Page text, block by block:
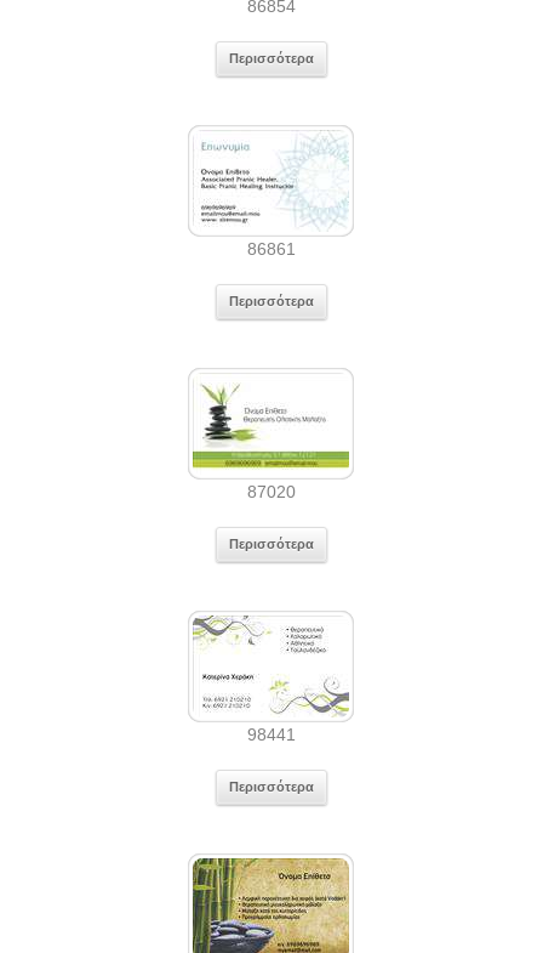
86854
Περισσότερα
86861
Περισσότερα
87020
Περισσότερα
98441
Περισσότερα